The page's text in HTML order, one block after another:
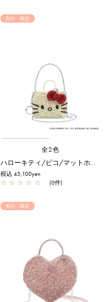
先行・限定
全2色
ハローキティ/ピコ/マットホワイト【オンラインストア先行販売商品】
税込 45,100yen
☆ ☆ ☆ ☆ ☆ (0件)
先行・限定